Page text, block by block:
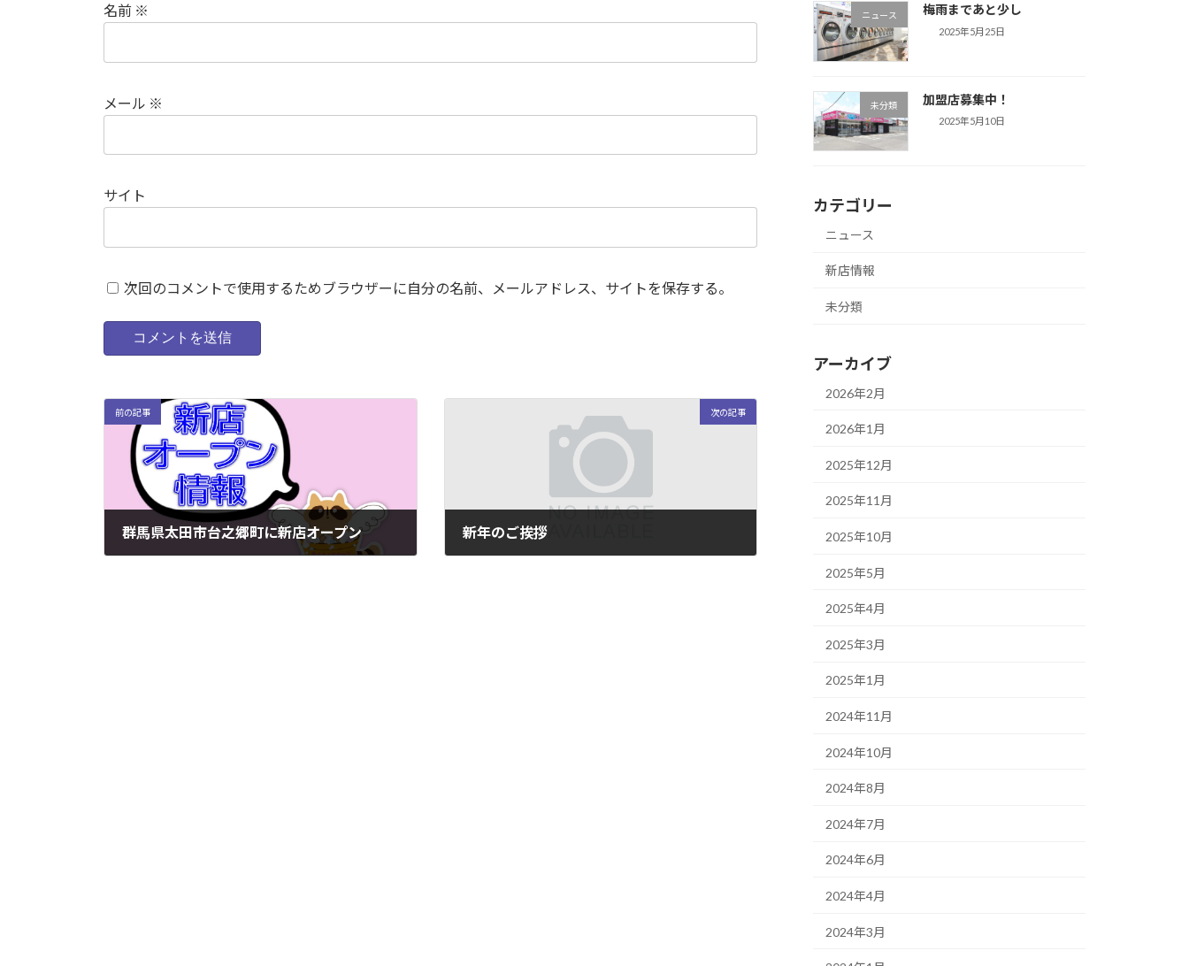
名前 ※
メール ※
サイト
次回のコメントで使用するためブラウザーに自分の名前、メールアドレス、サイトを保存する。
前の記事
群馬県太田市台之郷町に新店オープン
次の記事
新年のご挨拶
ニュース 梅雨まであと少し
2025年5月25日
未分類 加盟店募集中！
2025年5月10日
カテゴリー
ニュース
新店情報
未分類
アーカイブ
2026年2月
2026年1月
2025年12月
2025年11月
2025年10月
2025年5月
2025年4月
2025年3月
2025年1月
2024年11月
2024年10月
2024年8月
2024年7月
2024年6月
2024年4月
2024年3月